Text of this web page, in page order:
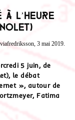
à l’heure
3 mai 2019.
5 juin, de
le débat
», autour de
Fatima